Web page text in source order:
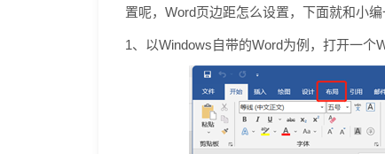
置呢，Word页边距怎么设置，下面就和小编
1、以Windows自带的Word为例，打开一个